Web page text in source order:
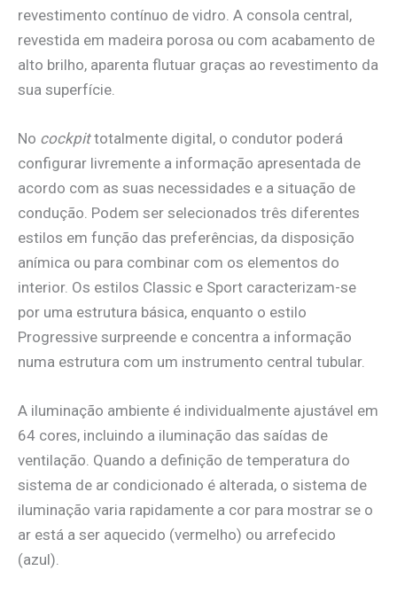
revestimento contínuo de vidro. A consola central,
revestida em madeira porosa ou com acabamento de
alto brilho, aparenta flutuar graças ao revestimento da
sua superfície.
No cockpittotalmente digital, o condutor poderá
configurar livremente a informação apresentada de
acordo com as suas necessidades e a situação de
condução. Podem ser selecionados três diferentes
estilos em função das preferências, da disposição
anímica ou para combinar com os elementos do
interior. Os estilos Classic e Sport caracterizam-se
por uma estrutura básica, enquanto o estilo
Progressive surpreende e concentra a informação
numa estrutura com um instrumento central tubular.
A iluminação ambiente é individualmente ajustável em
64 cores, incluindo a iluminação das saídas de
ventilação. Quando a definição de temperatura do
sistema de ar condicionado é alterada, o sistema de
iluminação varia rapidamente a cor para mostrar se o
ar está a ser aquecido (vermelho) ou arrefecido
(azul).